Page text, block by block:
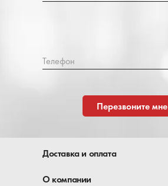
Телефон
Перезвоните мне
Доставка и оплата
О компании